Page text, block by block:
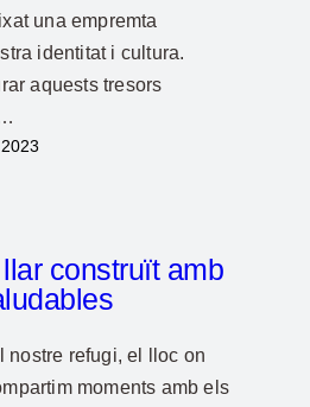
una empremta
identitat i cultura.
aquests tresors
construït amb
nostre refugi, el lloc on
moments amb els